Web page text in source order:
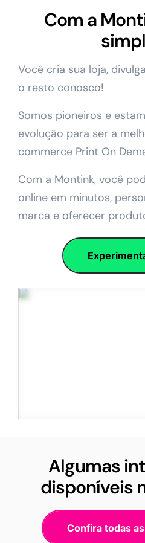
Com a
Você cria sua loja,
o resto conosco!
Somos pioneiros e
evolução para ser a
commerce Print On
Com a Montink, você
online em minutos,
marca e oferecer
Algumas
disponíveis
Confira todas